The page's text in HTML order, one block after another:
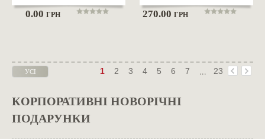
0.00 ГРН 270.00ГРН
1 2 3 4 5 6 7 ... 23
УСІ
СТОРІНЦІ
КОРПОРАТИВНІ НОВОРІЧНІ
ПОДАРУНКИ